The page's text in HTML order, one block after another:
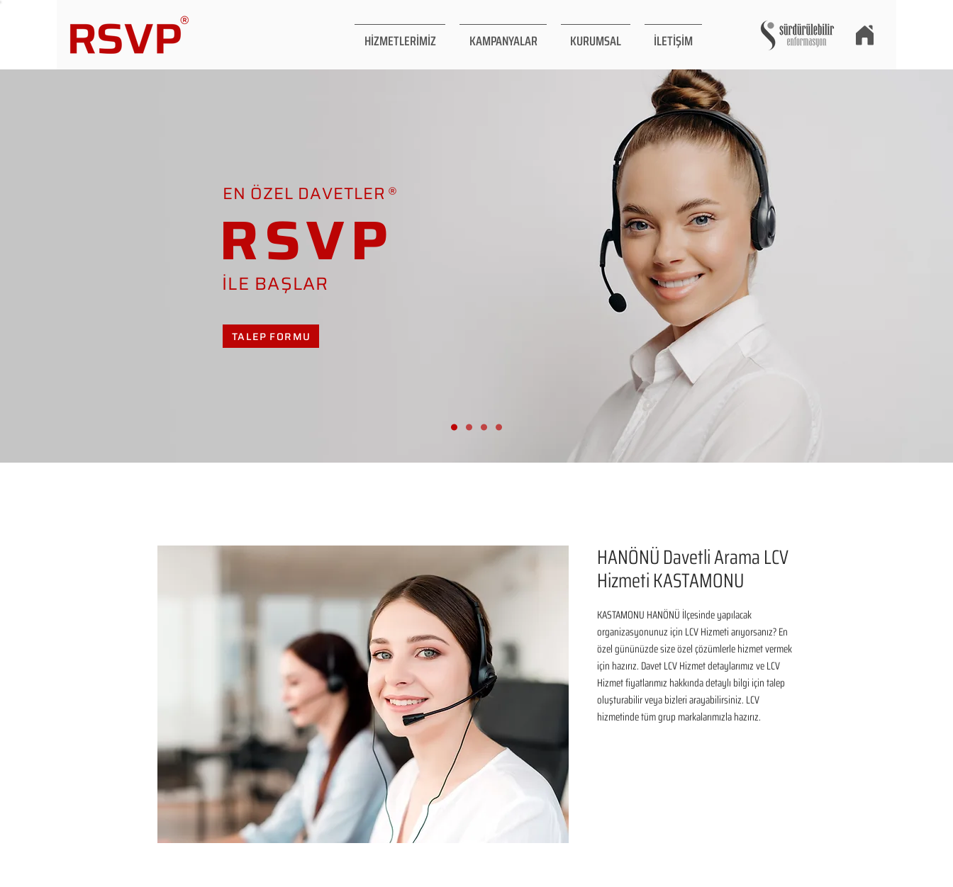
HİZMETLERİMİZ KAMPANYALAR KURUMSAL İLETİŞİM
EN ÖZEL DAVETLER
RSVP
İLE BAŞLAR
TALEP FORMU
HANÖNÜ Davetli Arama LCV
Hizmeti KASTAMONU
KASTAMONU HANÖNÜ İlçesinde yapılacak
organizasyonunuz için LCV Hizmeti arıyorsanız? En
özel gününüzde size özel çözümlerle hizmet vermek
için hazırız. Davet LCV Hizmet detaylarımız ve LCV
Hizmet fiyatlarımız hakkında detaylı bilgi için talep
oluşturabilir veya bizleri arayabilirsiniz. LCV
hizmetinde tüm grup markalarımızla hazırız.